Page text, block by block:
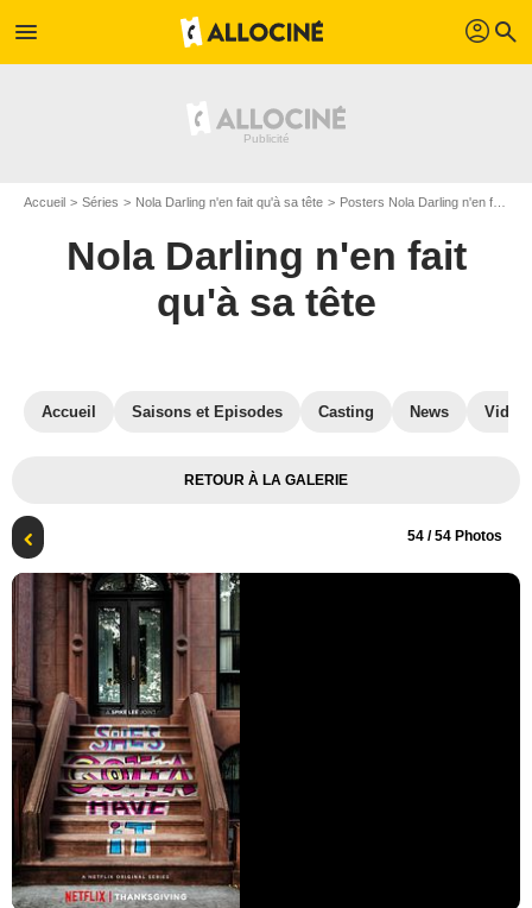
menu profil search
Accueil Séries Nola Darling n'en fait qu'à sa tête Posters Nola Darling n'en fait qu'à sa tête
Nola Darling n'en fait
qu'à sa tête
Accueil Saisons et Episodes Casting News
RETOUR À LA GALERIE
54 / 54 Photos